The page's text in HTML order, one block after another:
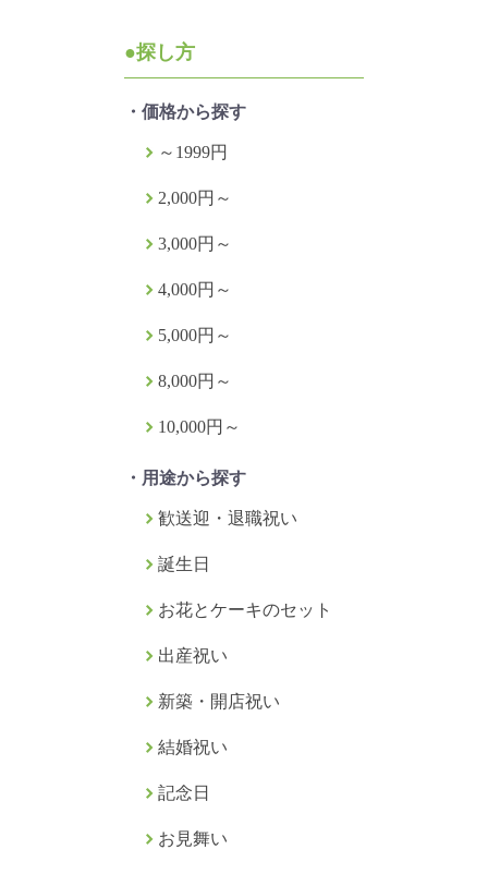
●探し方
・価格から探す
～1999円
2,000円～
3,000円～
4,000円～
5,000円～
8,000円～
10,000円～
・用途から探す
歓送迎・退職祝い
誕生日
お花とケーキのセット
出産祝い
新築・開店祝い
結婚祝い
記念日
お見舞い